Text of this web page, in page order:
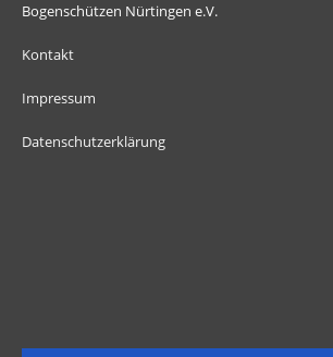
Bogenschützen Nürtingen e.V.
Kontakt
Impressum
Datenschutzerklärung